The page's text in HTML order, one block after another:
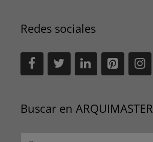
Redes sociales
Buscar en ARQUIMASTER